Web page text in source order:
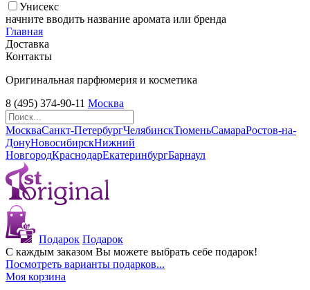
Унисекс
начните вводить название аромата или бренда
Главная
Доставка
Контакты
Оригинальная парфюмерия и косметика
8 (495) 374-90-11 Москва
МоскваСанкт-ПетербургЧелябинскТюменьСамараРостов-на-
ДонуНовосибирскНижний
НовгородКраснодарЕкатеринбургБарнаул
Подарок Подарок
С каждым заказом Вы можете выбрать себе подарок!
Посмотреть варианты подарков...
Моя корзина